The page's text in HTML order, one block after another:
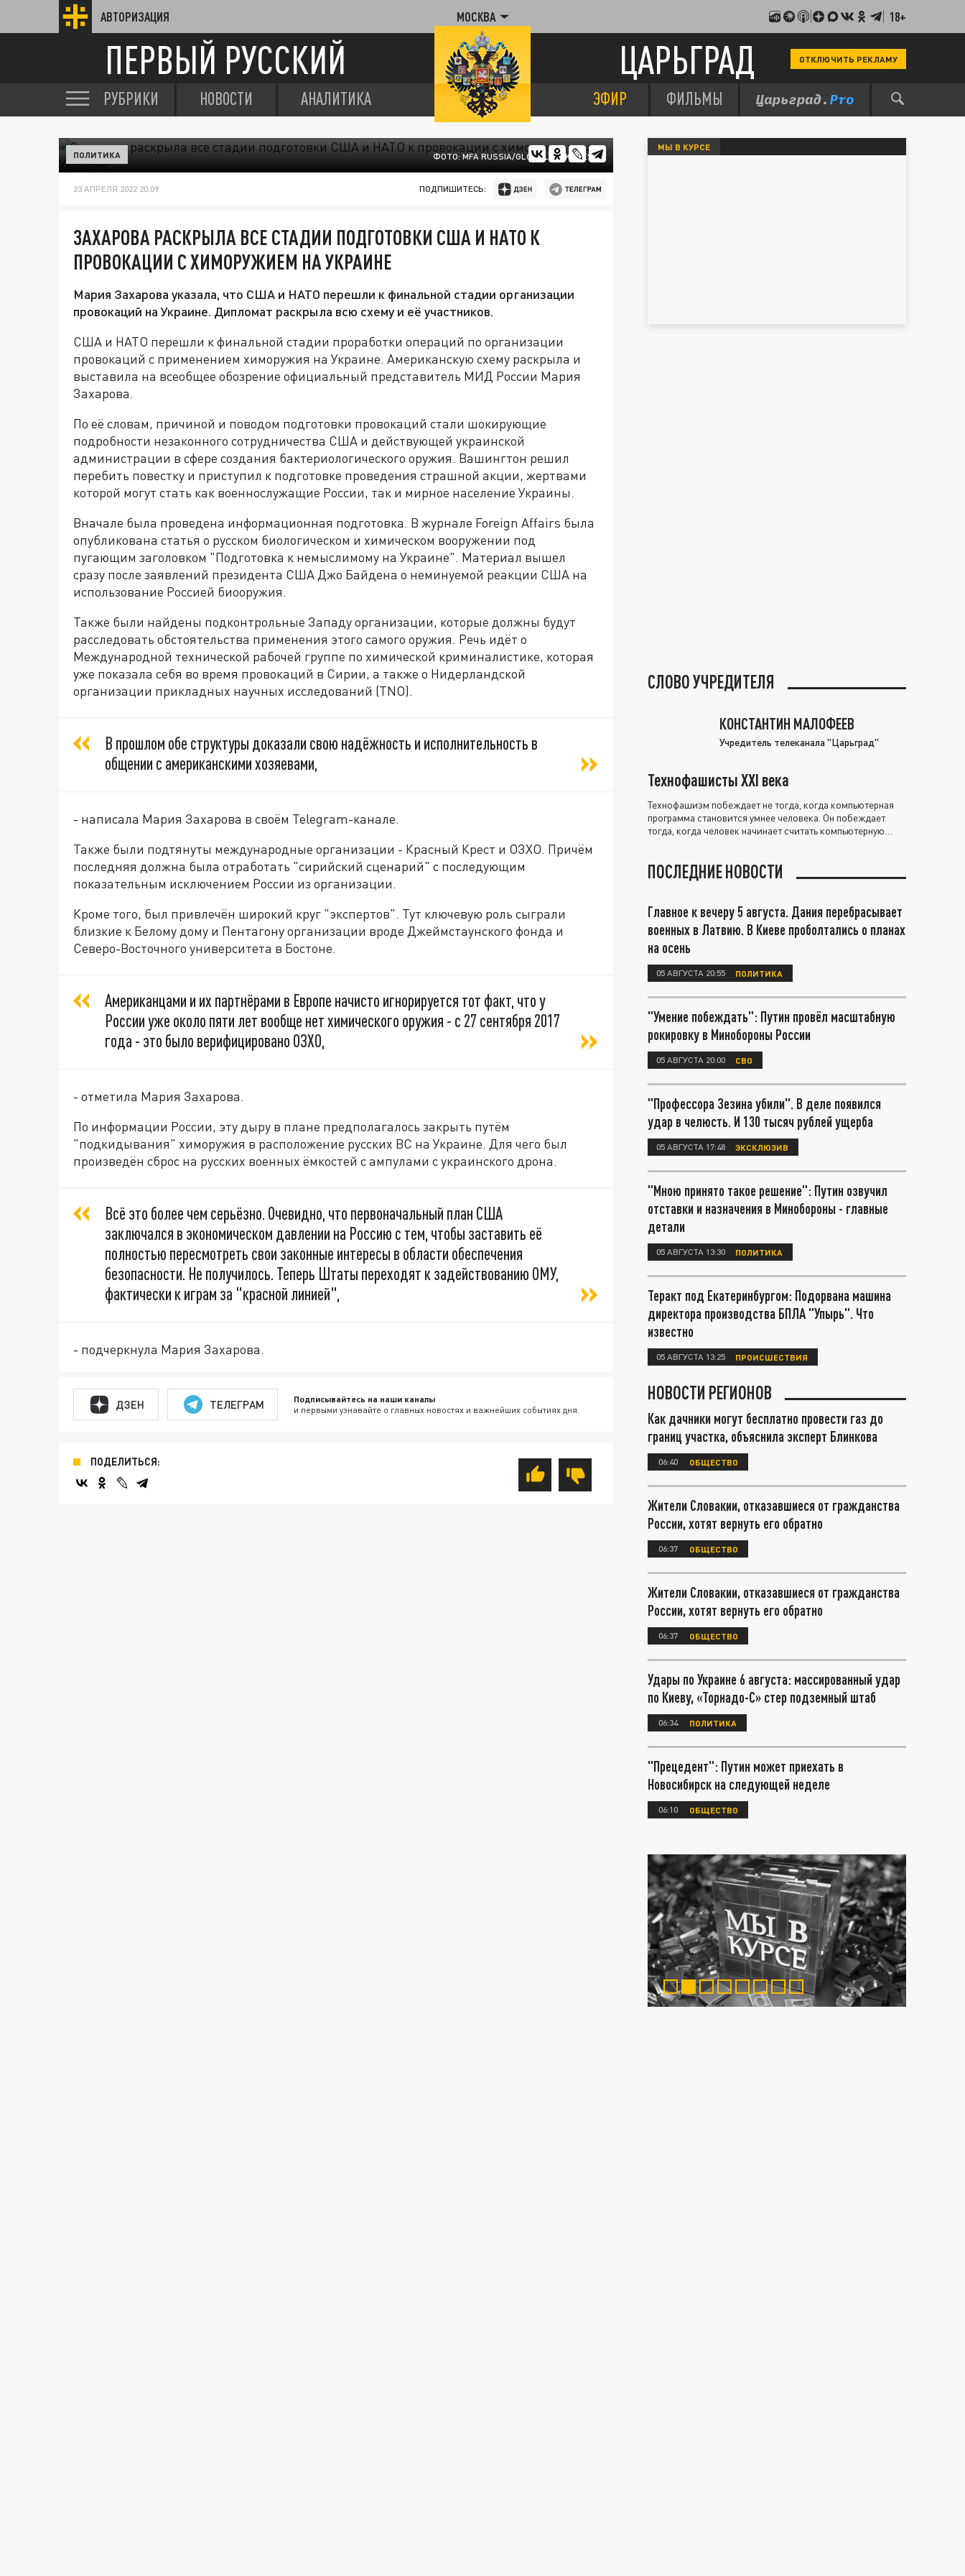
АВТОРИЗАЦИЯ МОСКВА 18+
ПЕРВЫЙ РУССКИЙ ЦАРЬГРАД ОТКЛЮЧИТЬ РЕКЛАМУ
РУБРИКИ НОВОСТИ АНАЛИТИКА ЭФИР ФИЛЬМЫ
ФОТО: MFA RUSSIA/GLOBALLOOKPRESS
ПОЛИТИКА
23 АПРЕЛЯ 2022 20:09 ПОДПИШИТЕСЬ:
ЗАХАРОВА РАСКРЫЛА ВСЕ СТАДИИ ПОДГОТОВКИ США И НАТО К
ПРОВОКАЦИИ С ХИМОРУЖИЕМ НА УКРАИНЕ
Мария Захарова указала, что США и НАТО перешли к финальной стадии организации
провокаций на Украине. Дипломат раскрыла всю схему и её участников.
США и НАТО перешли к финальной стадии проработки операций по организации
провокаций с применением химоружия на Украине. Американскую схему раскрыла и
выставила на всеобщее обозрение официальный представитель МИД России Мария
Захарова.
По её словам, причиной и поводом подготовки провокаций стали шокирующие
подробности незаконного сотрудничества США и действующей украинской
администрации в сфере создания бактериологического оружия. Вашингтон решил
перебить повестку и приступил к подготовке проведения страшной акции, жертвами
которой могут стать как военнослужащие России, так и мирное население Украины.
Вначале была проведена информационная подготовка. В журнале Foreign Affairs была
опубликована статья о русском биологическом и химическом вооружении под
пугающим заголовком "Подготовка к немыслимому на Украине". Материал вышел
сразу после заявлений президента США Джо Байдена о неминуемой реакции США на
использование Россией биооружия.
Также были найдены подконтрольные Западу организации, которые должны будут
расследовать обстоятельства применения этого самого оружия. Речь идёт о
Международной технической рабочей группе по химической криминалистике, которая
уже показала себя во время провокаций в Сирии, а также о Нидерландской
организации прикладных научных исследований (TNO).
В прошлом обе структуры доказали свою надёжность и исполнительность в
общении с американскими хозяевами,
- написала Мария Захарова в своём Telegram-канале.
Также были подтянуты международные организации - Красный Крест и ОЗХО. Причём
последняя должна была отработать "сирийский сценарий" с последующим
показательным исключением России из организации.
Кроме того, был привлечён широкий круг "экспертов". Тут ключевую роль сыграли
близкие к Белому дому и Пентагону организации вроде Джеймстаунского фонда и
Северо-Восточного университета в Бостоне.
Американцами и их партнёрами в Европе начисто игнорируется тот факт, что у
России уже около пяти лет вообще нет химического оружия - с 27 сентября 2017
года - это было верифицировано ОЗХО,
- отметила Мария Захарова.
По информации России, эту дыру в плане предполагалось закрыть путём
"подкидывания" химоружия в расположение русских ВС на Украине. Для чего был
произведён сброс на русских военных ёмкостей с ампулами с украинского дрона.
Всё это более чем серьёзно. Очевидно, что первоначальный план США
заключался в экономическом давлении на Россию с тем, чтобы заставить её
полностью пересмотреть свои законные интересы в области обеспечения
безопасности. Не получилось. Теперь Штаты переходят к задействованию ОМУ,
фактически к играм за "красной линией",
- подчеркнула Мария Захарова.
ДЗЕН ТЕЛЕГРАМ Подписывайтесь на наши каналы
и первыми узнавайте о главных новостях и важнейших событиях дня.
ПОДЕЛИТЬСЯ:
МЫ В КУРСЕ
СЛОВО УЧРЕДИТЕЛЯ
КОНСТАНТИН МАЛОФЕЕВ
Учредитель телеканала "Царьград"
Технофашисты XXI века
Технофашизм побеждает не тогда, когда компьютерная
программа становится умнее человека. Он побеждает
тогда, когда человек начинает считать компьютерную
ПОСЛЕДНИЕ НОВОСТИ
Главное к вечеру 5 августа. Дания перебрасывает
военных в Латвию. В Киеве проболтались о планах
на осень
05 АВГУСТА 20:55 ПОЛИТИКА
"Умение побеждать": Путин провёл масштабную
рокировку в Минобороны России
05 АВГУСТА 20:00 СВО
"Профессора Зезина убили". В деле появился
удар в челюсть. И 130 тысяч рублей ущерба
05 АВГУСТА 17:48 ЭКСКЛЮЗИВ
"Мною принято такое решение": Путин озвучил
отставки и назначения в Минобороны - главные
детали
05 АВГУСТА 13:30 ПОЛИТИКА
Теракт под Екатеринбургом: Подорвана машина
директора производства БПЛА "Упырь". Что
известно
05 АВГУСТА 13:25 ПРОИСШЕСТВИЯ
НОВОСТИ РЕГИОНОВ
Как дачники могут бесплатно провести газ до
границ участка, объяснила эксперт Блинкова
06:40 ОБЩЕСТВО
Жители Словакии, отказавшиеся от гражданства
России, хотят вернуть его обратно
06:37 ОБЩЕСТВО
Жители Словакии, отказавшиеся от гражданства
России, хотят вернуть его обратно
06:37 ОБЩЕСТВО
Удары по Украине 6 августа: массированный удар
по Киеву, «Торнадо-С» стер подземный штаб
06:34 ПОЛИТИКА
"Прецедент": Путин может приехать в
Новосибирск на следующей неделе
06:10 ОБЩЕСТВО